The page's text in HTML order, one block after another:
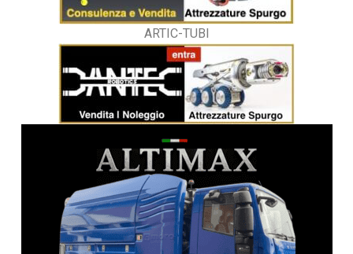
ARTIC-TUBI